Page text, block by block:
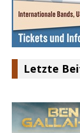
Letzte